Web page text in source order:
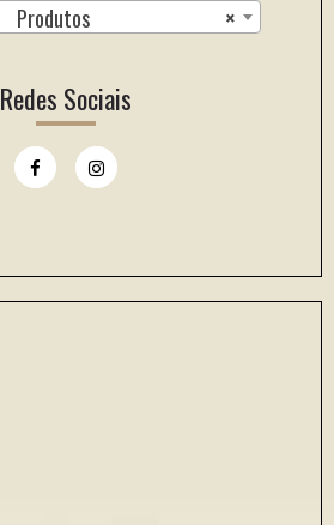
×
Produtos
Redes Sociais